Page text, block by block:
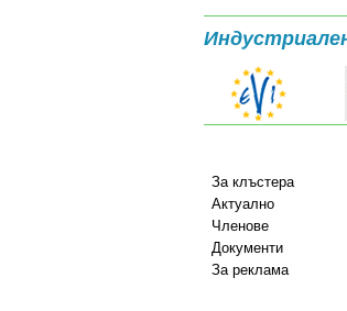
За клъстера
Актуално
Членове
Документи
За реклама